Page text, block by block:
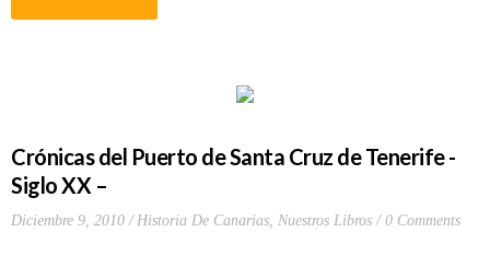
Crónicas del Puerto de Santa Cruz de Tenerife -
Siglo XX –
Diciembre 9, 2010 Historia De Canarias, Nuestros Libros 0 Comments